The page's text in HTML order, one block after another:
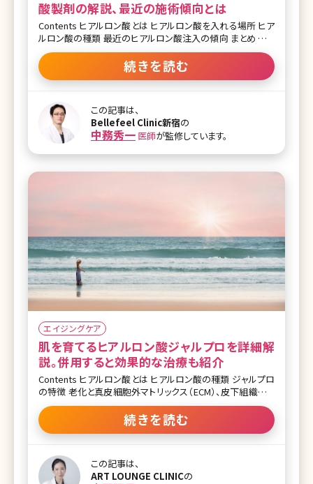
酸製剤の解説、最近の施術傾向とは
Contents ヒアルロン酸とは ヒアルロン酸を入れる場所 ヒア
ルロン酸の種類 最近のヒアルロン酸注入の傾向 まとめ ボト
ックスやヒアルロン酸製剤を用いた治療は美容皮膚科でも美
容外科でも毎日たくさんの方が受けられている施術です。数
年前まではボトックスやヒアルロン酸といってもまだまだ敷
し、レーザー治療などで美容医療が広く一般的になってきたこ
とによりボトックスやヒアルロン酸などの注入治療も身近な
存在と感じるようになった患者さんが増えています。美容クリ
ニックで勤務する看護師として肌の施術をしながらお話して
いると、「気になっているけれど私に合っているのかしら?」と
ているものの、ヒアルロン酸は価格がやや高いため悩んでい
続きを読む
この記事は、
Bellefeel Clinic新宿の
中務秀一 医師が監修しています。
エイジングケア
肌を育てるヒアルロン酸ジャルプロを詳細解
説。併用すると効果的な治療も紹介
Contents ヒアルロン酸とは ヒアルロン酸の種類 ジャルプロ
の特徴 老化と真皮細胞外マトリックス（ECM）、皮下組織のリ
ガメントのお話 ジャルプロに似ている施術、組み合わせたい
施術 【監修医師からのワンポイント】ジャルプロをはじめとし
たECM製剤で真皮を日頃からケアしておくことは、見た目にハ
ーの反応を高めたり、炎症に耐えうる肌につながったりという
効果もあります。また、針による注入の刺激自体が細胞がコラ
ーゲンやエラスチンの生成、血流の促進、炎症をおさえる、な
続きを読む
この記事は、
ART LOUNGE CLINICの